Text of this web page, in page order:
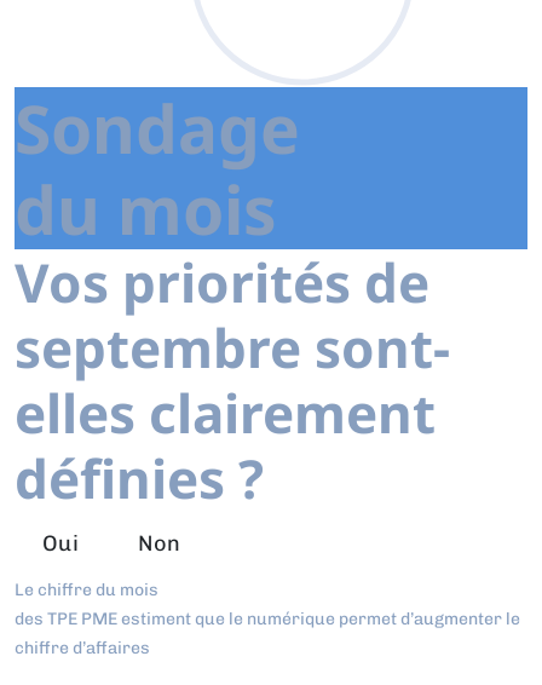
Sondage
du mois
Vos priorités de
septembre sont-
elles clairement
définies ?
Oui Non
Le chiffre du mois
des TPE PME estiment que le numérique permet d’augmenter le
chiffre d’affaires